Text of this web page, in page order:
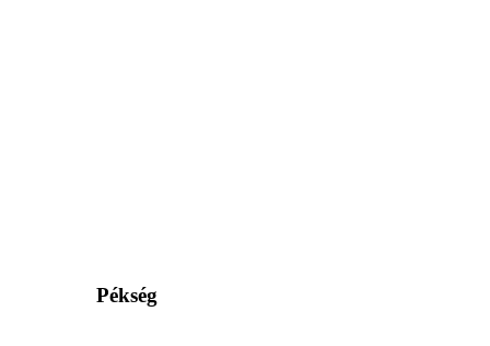
Pékség